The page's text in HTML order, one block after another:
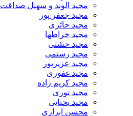
مجید الوند و سهیل صداقت
مجید جعفر پور
مجید حائری
مجید خراطها
مجید خشتی
مجید رستمی
مجید عزیزپور
مجید غفوری
مجید کریم زاده
مجید نوری
مجید یحیایی
محسن ابراری